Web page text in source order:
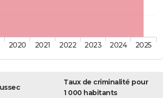
2020 2021 2022 2023 2024 2025
Taux de criminalité pour
1 000 habitants